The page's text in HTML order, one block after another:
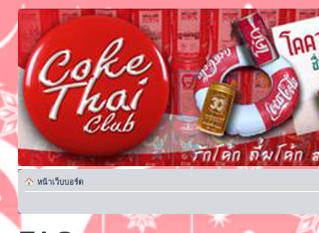
หน้าเว็บบอร์ด